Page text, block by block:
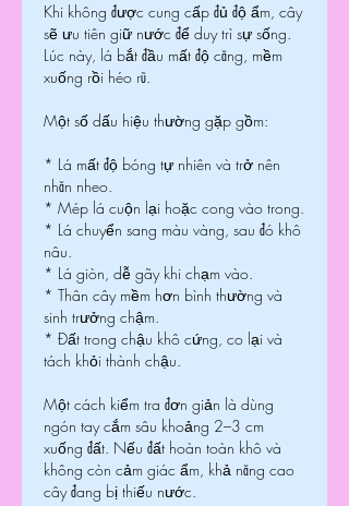
Khi không được cung cấp đủ độ ẩm, cây
sẽ ưu tiên giữ nước để duy trì sự sống.
Lúc này, lá bắt đầu mất độ căng, mềm
xuống rồi héo rũ.
Một số dấu hiệu thường gặp gồm:
* Lá mất độ bóng tự nhiên và trở nên
nhăn nheo.
* Mép lá cuộn lại hoặc cong vào trong.
* Lá chuyển sang màu vàng, sau đó khô
nâu.
* Lá giòn, dễ gãy khi chạm vào.
* Thân cây mềm hơn bình thường và
sinh trưởng chậm.
* Đất trong chậu khô cứng, co lại và
tách khỏi thành chậu.
Một cách kiểm tra đơn giản là dùng
ngón tay cắm sâu khoảng 2–3 cm
xuống đất. Nếu đất hoàn toàn khô và
không còn cảm giác ẩm, khả năng cao
cây đang bị thiếu nước.